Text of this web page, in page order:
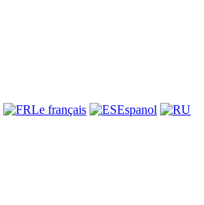
Le français
Espanol